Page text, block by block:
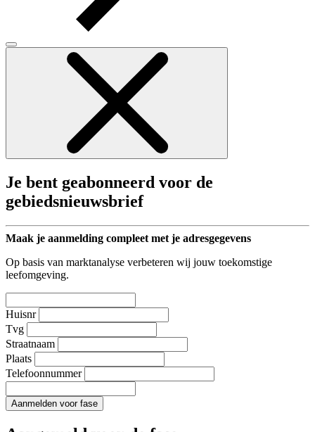
Je bent geabonneerd voor de
gebiedsnieuwsbrief
Maak je aanmelding compleet met je adresgegevens
Op basis van marktanalyse verbeteren wij jouw toekomstige
leefomgeving.
Huisnr
Tvg
Straatnaam
Plaats
Telefoonnummer
Aanmelden voor fase